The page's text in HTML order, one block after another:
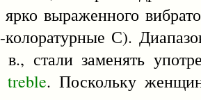
выраженного
С).
стали заменять
treble. Поскольку